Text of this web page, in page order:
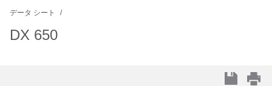
データ シート
DX 650